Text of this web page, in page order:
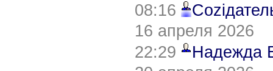
08:16
16 апреля 2026
22:29
Надежда